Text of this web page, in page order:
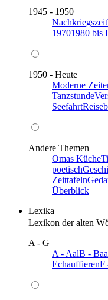
1945 - 1950
Nachkriegszeit
19701980 bis
1950 - Heute
Moderne
Tanzstunde
Seefahrt
Andere Themen
Omas Küche
poetisch
Zeittafeln
Überblick
Lexika
Lexikon der alten
A - G
A - AalB -
EchauffierenF